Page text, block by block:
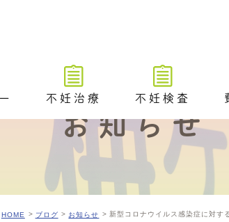
不妊治療
不妊治療トップ
不妊治療の解説動画
タイミング法
排卵障害に対する薬物療法
不妊検査
不妊検査トップ
排卵や卵巣状態を調べる検査
卵管が通っているかを調べる
お知らせ
HOME ブログ お知らせ 新型コロナウイルス感染症に対す